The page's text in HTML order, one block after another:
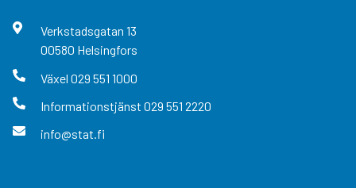
Verkstadsgatan 13
00580 Helsingfors
Växel 029 551 1000
Informationstjänst 029 551 2220
info@stat.fi